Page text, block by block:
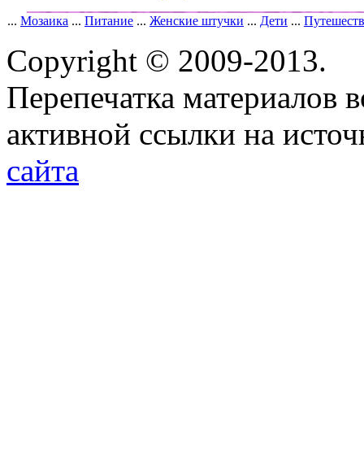
... Мозаика ... Питание ... Женские штучки ... Дети ...
Copyright © 2009-2013.
Перепечатка материалов
активной ссылки на
сайта